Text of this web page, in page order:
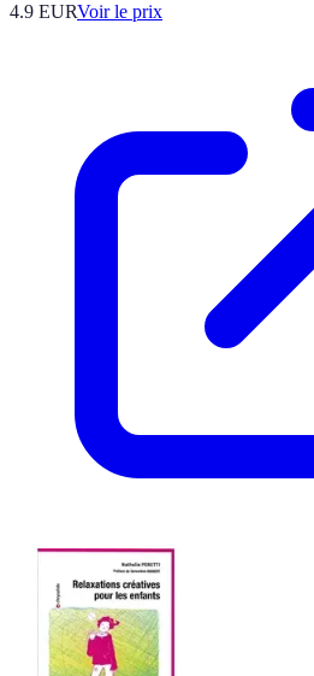
4.9 EURVoir le prix